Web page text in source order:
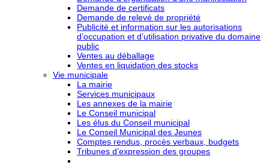
Demande de certificats
Demande de relevé de propriété
Publicité et information sur les autorisations
d’occupation et d’utilisation privative du domaine
public
Ventes au déballage
Ventes en liquidation des stocks
Vie municipale
La mairie
Services municipaux
Les annexes de la mairie
Le Conseil municipal
Les élus du Conseil municipal
Le Conseil Municipal des Jeunes
Comptes rendus, procès verbaux, budgets
Tribunes d’expression des groupes